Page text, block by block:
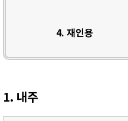
4. 재인용
1. 내주